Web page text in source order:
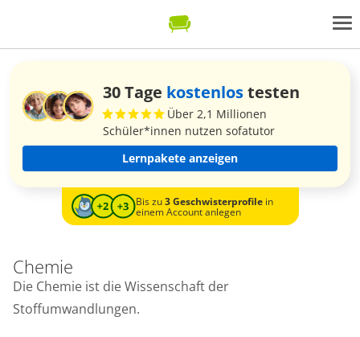
30 Tage kostenlostesten
Über 2,1 Millionen
Schüler*innen nutzen sofatutor
Lernpakete anzeigen
Bis zu3 Geschwisterprofilein
einem Account anlegen
Chemie
Die Chemie ist die Wissenschaft der
Stoffumwandlungen.